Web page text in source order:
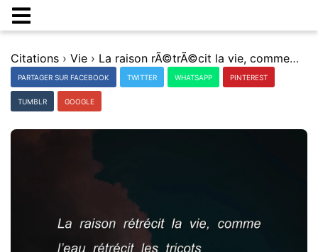
Citations › Vie › La raison rÃ©trÃ©cit la vie, comme lâ€™eau rÃ©trÃ©cit les tricots de laine.
PARTAGER SUR FACEBOOK TWITTER WHATSAPP PINTEREST
TUMBLR GOOGLE